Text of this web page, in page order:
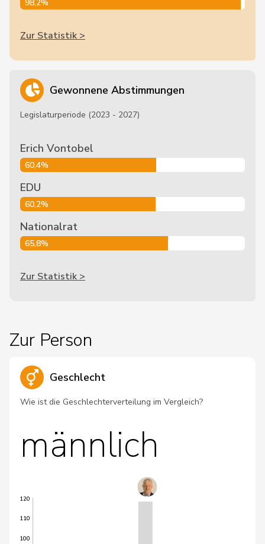
98,2%
Zur Statistik >
Gewonnene Abstimmungen
Legislaturperiode (2023 - 2027)
Erich Vontobel
60,4%
EDU
60,2%
Nationalrat
65,8%
Zur Statistik >
Zur Person
Geschlecht
Wie ist die Geschlechterverteilung im Vergleich?
männlich
100
110
120